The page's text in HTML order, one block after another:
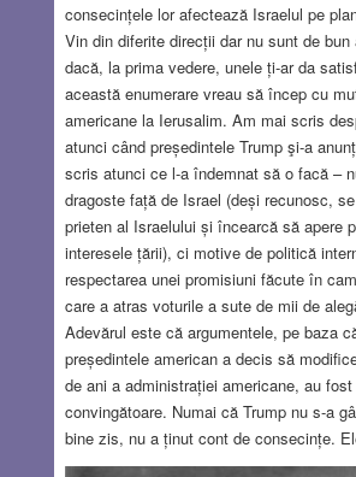
consecințele lor afectează Israelul pe
Vin din diferite direcții dar nu sunt de bun
dacă, la prima vedere, unele ți-ar da
această enumerare vreau să încep cu
americane la Ierusalim. Am mai scris
atunci când președintele Trump şi-a
scris atunci ce l-a îndemnat să o facă –
dragoste față de Israel (deși recunosc,
prieten al Israelului și încearcă să apere
interesele țării), ci motive de politică
respectarea unei promisiuni făcute în
care a atras voturile a sute de mii de
Adevărul este că argumentele, pe baza
președintele american a decis să
de ani a administrației americane, au
convingătoare. Numai că Trump nu s-a
bine zis, nu a ținut cont de consecințe.
concretizat, pe de-o parte prin